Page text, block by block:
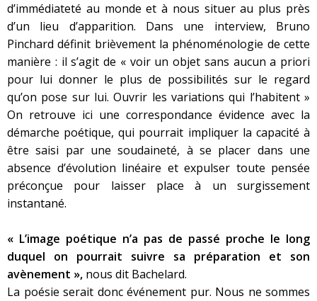
d’immédiateté au monde et à nous situer au plus près
d’un lieu d’apparition. Dans une interview, Bruno
Pinchard définit brièvement la phénoménologie de cette
manière : il s’agit de « voir un objet sans aucun a priori
pour lui donner le plus de possibilités sur le regard
qu’on pose sur lui. Ouvrir les variations qui l’habitent »
On retrouve ici une correspondance évidence avec la
démarche poétique, qui pourrait impliquer la capacité à
être saisi par une soudaineté, à se placer dans une
absence d’évolution linéaire et expulser toute pensée
préconçue pour laisser place à un surgissement
instantané.
« L’image poétique n’a pas de passé proche le long
duquel on pourrait suivre sa préparation et son
avènement », nous dit Bachelard.
La poésie serait donc événement pur. Nous ne sommes